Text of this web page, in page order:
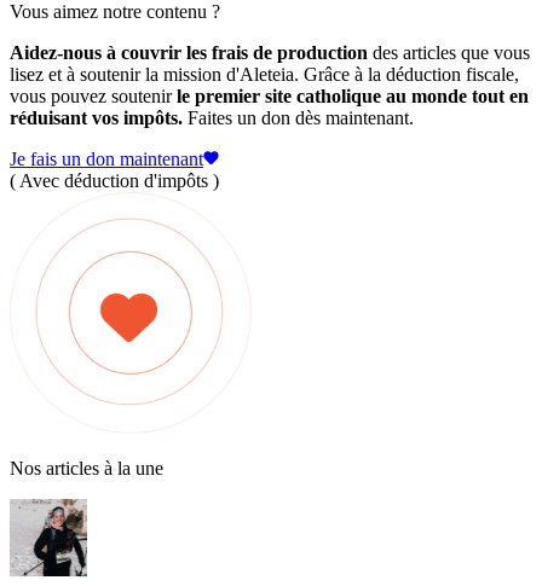
Vous aimez notre contenu ?
Aidez-nous à couvrir les frais de production des articles que vous
lisez et à soutenir la mission d'Aleteia. Grâce à la déduction fiscale,
vous pouvez soutenirle premier site catholique au monde tout en
réduisant vos impôts. Faites un don dès maintenant.
Je fais un don maintenant
( Avec déduction d'impôts )
Nos articles à la une